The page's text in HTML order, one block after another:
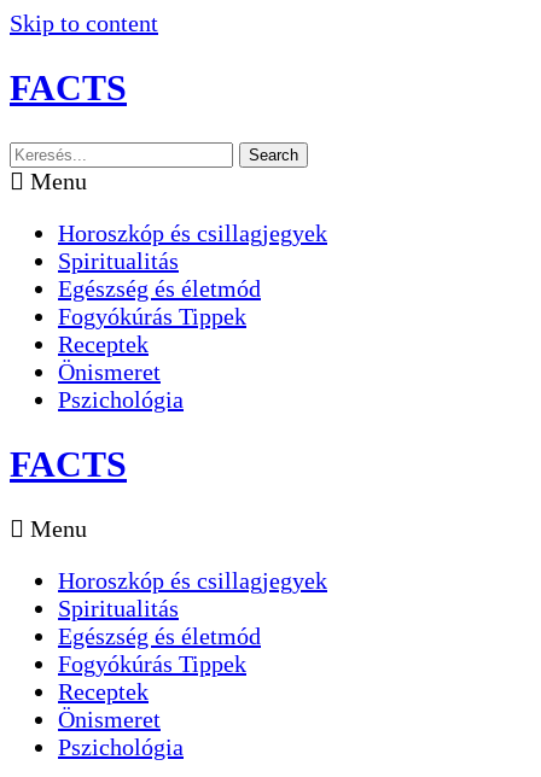
Skip to content
FACTS
Search
Menu
Horoszkóp és csillagjegyek
Spiritualitás
Egészség és életmód
Fogyókúrás Tippek
Receptek
Önismeret
Pszichológia
FACTS
Menu
Horoszkóp és csillagjegyek
Spiritualitás
Egészség és életmód
Fogyókúrás Tippek
Receptek
Önismeret
Pszichológia